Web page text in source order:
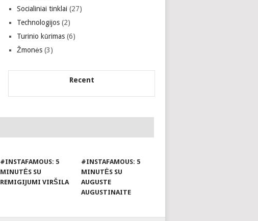
Socialiniai tinklai (27)
Technologijos (2)
Turinio kūrimas (6)
Žmonės (3)
Recent
#INSTAFAMOUS: 5
MINUTĖS SU
REMIGIJUMI VIRŠILA
#INSTAFAMOUS: 5
MINUTĖS SU
AUGUSTE
AUGUSTINAITE